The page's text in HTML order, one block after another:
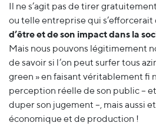
Il ne s’agit pas de tirer
ou telle entreprise qui s’efforcerait
d’être et de son impact dans la
Mais nous pouvons légitimement
de savoir si l’on peut surfer tous
green » en faisant véritablement fi
perception réelle de son public –
duper son jugement –, mais aussi
économique et de production !